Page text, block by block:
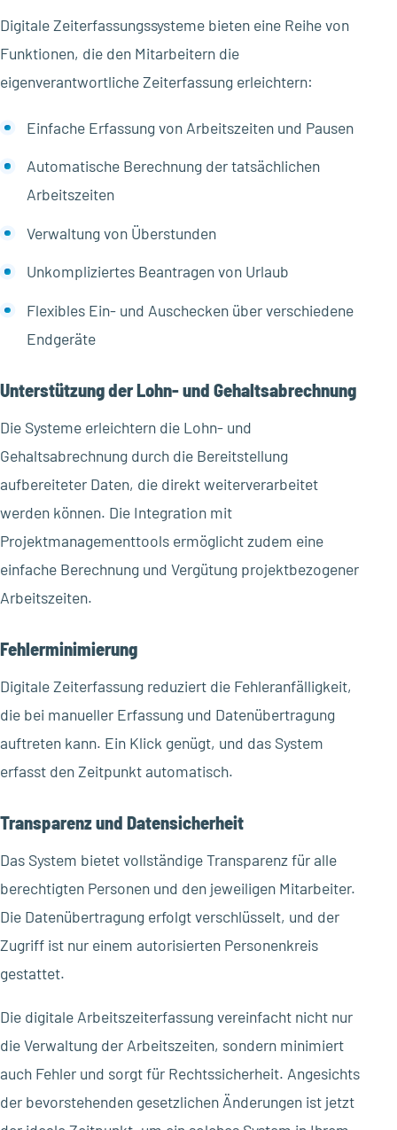
Digitale Zeiterfassungssysteme bieten eine Reihe von
Funktionen, die den Mitarbeitern die
eigenverantwortliche Zeiterfassung erleichtern:
Einfache Erfassung von Arbeitszeiten und Pausen
Automatische Berechnung der tatsächlichen
Arbeitszeiten
Verwaltung von Überstunden
Unkompliziertes Beantragen von Urlaub
Flexibles Ein- und Auschecken über verschiedene
Endgeräte
Unterstützung der Lohn- und Gehaltsabrechnung
Die Systeme erleichtern die Lohn- und
Gehaltsabrechnung durch die Bereitstellung
aufbereiteter Daten, die direkt weiterverarbeitet
werden können. Die Integration mit
Projektmanagementtools ermöglicht zudem eine
einfache Berechnung und Vergütung projektbezogener
Arbeitszeiten.
Fehlerminimierung
Digitale Zeiterfassung reduziert die Fehleranfälligkeit,
die bei manueller Erfassung und Datenübertragung
auftreten kann. Ein Klick genügt, und das System
erfasst den Zeitpunkt automatisch.
Transparenz und Datensicherheit
Das System bietet vollständige Transparenz für alle
berechtigten Personen und den jeweiligen Mitarbeiter.
Die Datenübertragung erfolgt verschlüsselt, und der
Zugriff ist nur einem autorisierten Personenkreis
gestattet.
Die digitale Arbeitszeiterfassung vereinfacht nicht nur
die Verwaltung der Arbeitszeiten, sondern minimiert
auch Fehler und sorgt für Rechtssicherheit. Angesichts
der bevorstehenden gesetzlichen Änderungen ist jetzt